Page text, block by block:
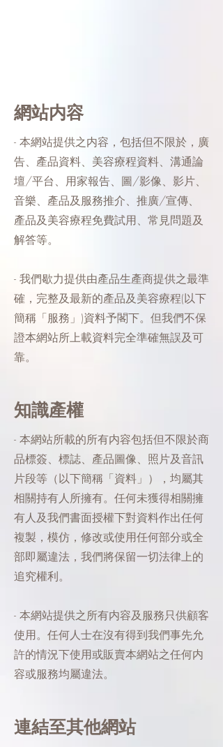
網站内容
- 本網站提供之内容，包括但不限於，廣
告、產品資料、美容療程資料、溝通論
壇/平台、用家報告、圖/影像、影片、
音樂、產品及服務推介、推廣/宣傳、
產品及美容療程免費試用、常見問題及
解答等。
- 我們歇力提供由產品生產商提供之最準
確，完整及最新的產品及美容療程(以下
簡稱「服務」)資料予閣下。但我們不保
證本網站所上載資料完全準確無誤及可
靠。
知識產權
- 本網站所載的所有内容包括但不限於商
品標簽、標誌、產品圖像、照片及音訊
片段等（以下簡稱「資料」），均屬其
相關持有人所擁有。任何未獲得相關擁
有人及我們書面授權下對資料作出任何
複製，模仿，修改或使用任何部分或全
部即屬違法，我們將保留一切法律上的
追究權利。
- 本網站提供之所有内容及服務只供顧客
使用。任何人士在沒有得到我們事先允
許的情況下使用或販賣本網站之任何内
容或服務均屬違法。
連結至其他網站